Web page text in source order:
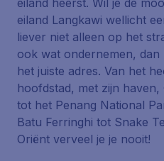
eiland heerst. Wil je de
eiland Langkawi wellicht
liever niet alleen op het
ook wat ondernemen, dan
het juiste adres. Van het
hoofdstad, met zijn
tot het Penang National
Batu Ferringhi tot Snake
Oriënt verveel je je nooit!